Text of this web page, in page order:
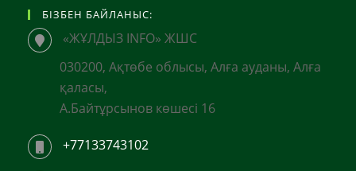
БІЗБЕН БАЙЛАНЫС:
«ЖҰЛДЫЗ INFO» ЖШС
030200, Ақтөбе облысы, Алға ауданы, Алға
қаласы,
А.Байтұрсынов көшесі 16
+77133743102